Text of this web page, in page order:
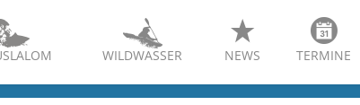
WILDWASSER NEWS TERMINE